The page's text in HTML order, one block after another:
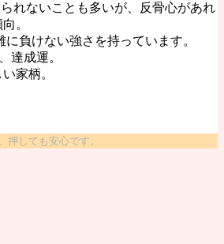
れないことも多いが、反骨心があれ
。
負けない強さを持っています。
達成運。
家柄。
押しても安心です。